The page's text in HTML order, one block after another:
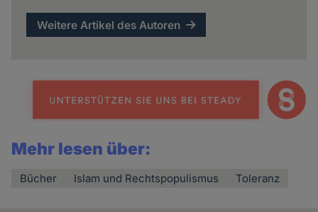
Weitere Artikel des Autoren
Mehr lesen über:
Bücher Islam und Rechtspopulismus Toleranz